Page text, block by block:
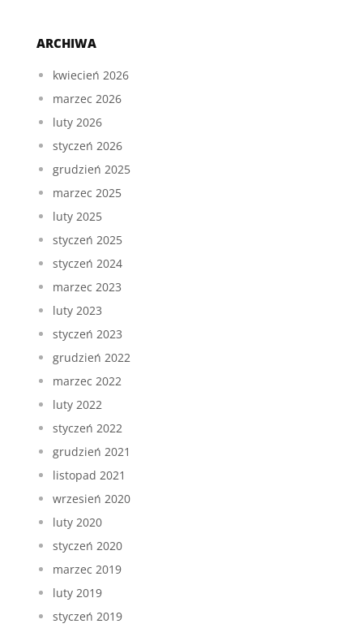
ARCHIWA
kwiecień 2026
marzec 2026
luty 2026
styczeń 2026
grudzień 2025
marzec 2025
luty 2025
styczeń 2025
styczeń 2024
marzec 2023
luty 2023
styczeń 2023
grudzień 2022
marzec 2022
luty 2022
styczeń 2022
grudzień 2021
listopad 2021
wrzesień 2020
luty 2020
styczeń 2020
marzec 2019
luty 2019
styczeń 2019